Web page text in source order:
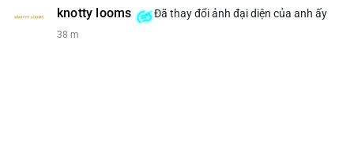
knotty looms Đã thay đổi ảnh đại diện của anh ấy
38 m